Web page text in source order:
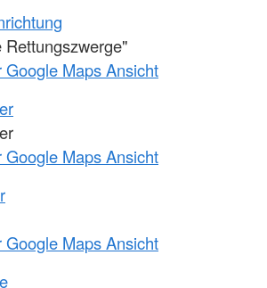
Rettungszwerge"
Google Maps Ansicht
Google Maps Ansicht
Google Maps Ansicht